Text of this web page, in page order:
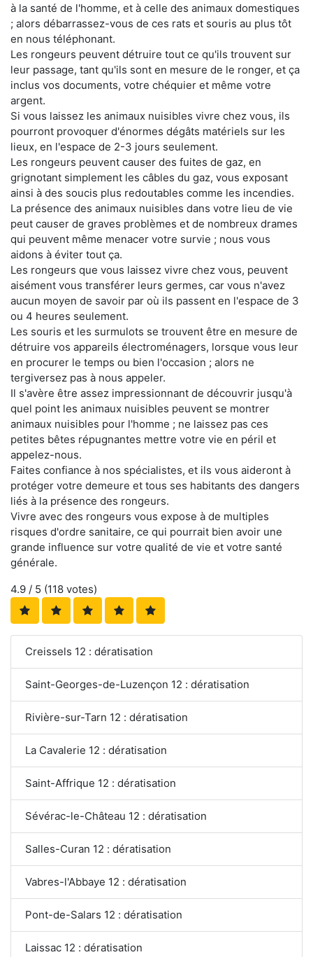
à la santé de l'homme, et à celle des animaux domestiques
; alors débarrassez-vous de ces rats et souris au plus tôt
en nous téléphonant.
Les rongeurs peuvent détruire tout ce qu'ils trouvent sur
leur passage, tant qu'ils sont en mesure de le ronger, et ça
inclus vos documents, votre chéquier et même votre
argent.
Si vous laissez les animaux nuisibles vivre chez vous, ils
pourront provoquer d'énormes dégâts matériels sur les
lieux, en l'espace de 2-3 jours seulement.
Les rongeurs peuvent causer des fuites de gaz, en
grignotant simplement les câbles du gaz, vous exposant
ainsi à des soucis plus redoutables comme les incendies.
La présence des animaux nuisibles dans votre lieu de vie
peut causer de graves problèmes et de nombreux drames
qui peuvent même menacer votre survie ; nous vous
aidons à éviter tout ça.
Les rongeurs que vous laissez vivre chez vous, peuvent
aisément vous transférer leurs germes, car vous n'avez
aucun moyen de savoir par où ils passent en l'espace de 3
ou 4 heures seulement.
Les souris et les surmulots se trouvent être en mesure de
détruire vos appareils électroménagers, lorsque vous leur
en procurer le temps ou bien l'occasion ; alors ne
tergiversez pas à nous appeler.
Il s'avère être assez impressionnant de découvrir jusqu'à
quel point les animaux nuisibles peuvent se montrer
animaux nuisibles pour l'homme ; ne laissez pas ces
petites bêtes répugnantes mettre votre vie en péril et
appelez-nous.
Faites confiance à nos spécialistes, et ils vous aideront à
protéger votre demeure et tous ses habitants des dangers
liés à la présence des rongeurs.
Vivre avec des rongeurs vous expose à de multiples
risques d'ordre sanitaire, ce qui pourrait bien avoir une
grande influence sur votre qualité de vie et votre santé
générale.
4.9 / 5 (118 votes)
Creissels 12 : dératisation
Saint-Georges-de-Luzençon 12 : dératisation
Rivière-sur-Tarn 12 : dératisation
La Cavalerie 12 : dératisation
Saint-Affrique 12 : dératisation
Sévérac-le-Château 12 : dératisation
Salles-Curan 12 : dératisation
Vabres-l'Abbaye 12 : dératisation
Pont-de-Salars 12 : dératisation
Laissac 12 : dératisation